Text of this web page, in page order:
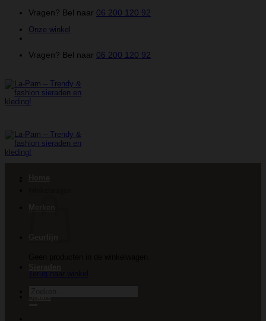
inhoud
Vragen? Bel naar 06 200 120 92
Onze winkel
Vragen? Bel naar 06 200 120 92
Terug naar winkel